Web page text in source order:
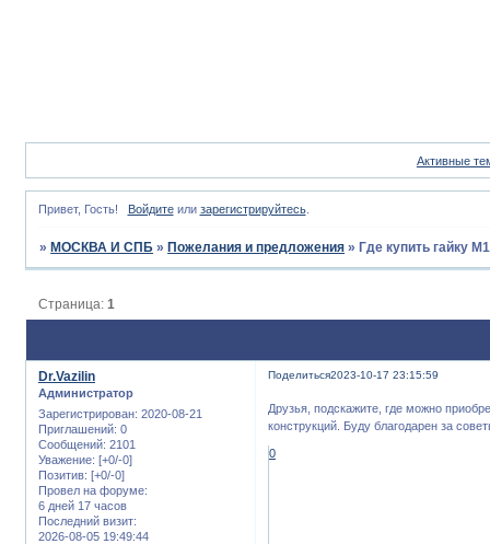
Активные
Привет, Гость! Войдитеили зарегистрируйтесь.
» МОСКВА И СПБ » Пожелания и предложения » Где купить гайку
Страница:1
Поделиться2023-10-17 23:15:59
Dr.Vazilin
Администратор
Зарегистрирован: 2020-08-21
Приглашений: 0
Сообщений: 2101
Уважение: [+0/-0]
Позитив: [+0/-0]
Провел на форуме:
6 дней 17 часов
Последний визит:
2026-08-05 19:49:44
Друзья, подскажите, где можно
конструкций. Буду благодарен за
0